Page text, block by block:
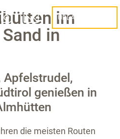
URLAUB PLANEN
im
in
genießen in
die meisten Routen